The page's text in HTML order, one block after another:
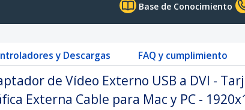
Base de Conocimiento
y Descargas FAQ y cumplimiento
de Vídeo Externo USB a DVI -
Externa Cable para Mac y PC -